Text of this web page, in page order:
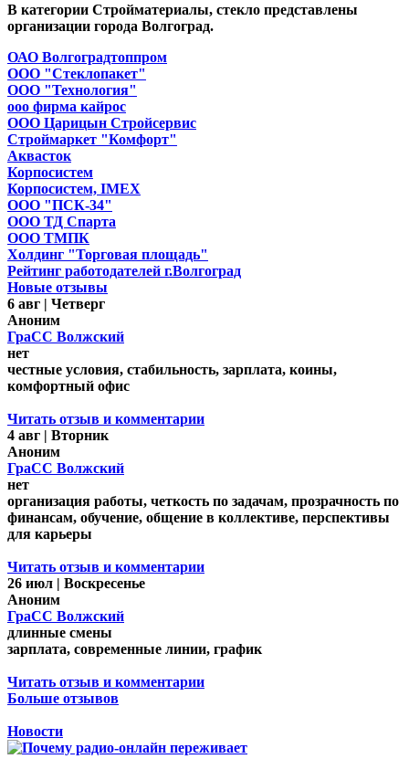
В категории Стройматериалы, стекло представлены
организации города Волгоград.
ОАО Волгоградтоппром
ООО "Стеклопакет"
ООО "Технология"
ооо фирма кайрос
ООО Царицын Стройсервис
Строймаркет "Комфорт"
Аквасток
Корпосистем
Корпосистем, IMEX
ООО "ПСК-34"
ООО ТД Спарта
ООО ТМПК
Холдинг "Торговая площадь"
Рейтинг работодателей г.Волгоград
Новые отзывы
6 авг | Четверг
Аноним
ГраСС Волжский
нет
честные условия, стабильность, зарплата, коины,
комфортный офис
Читать отзыв и комментарии
4 авг | Вторник
Аноним
ГраСС Волжский
нет
организация работы, четкость по задачам, прозрачность по
финансам, обучение, общение в коллективе, перспективы
для карьеры
Читать отзыв и комментарии
26 июл | Воскресенье
Аноним
ГраСС Волжский
длинные смены
зарплата, современные линии, график
Читать отзыв и комментарии
Больше отзывов
Новости